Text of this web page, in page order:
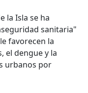
la Isla se ha
sanitaria"
favorecen la
el dengue y la
urbanos por